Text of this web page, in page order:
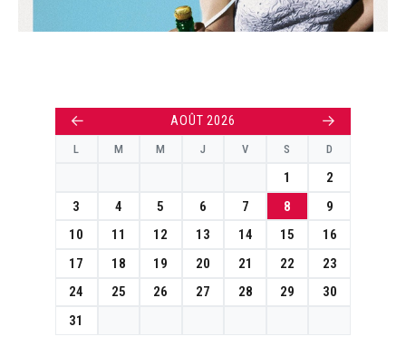
← AOÛT 2026 →
L M M J V S D
1
2
3
4 5 6 7 8
9
10
11 12 13 14 15
16
17
18 19 20 21 22
23
24
25 26 27 28 29
30
31